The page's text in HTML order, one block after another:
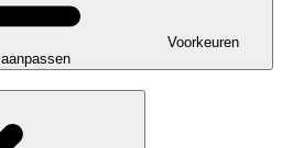
Voorkeuren
aanpassen